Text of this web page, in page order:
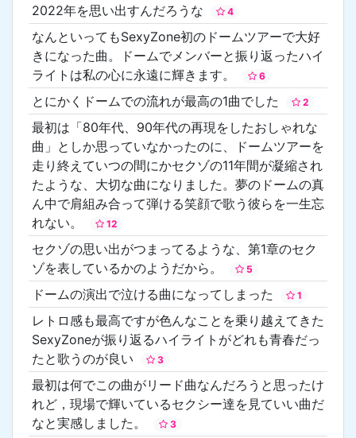
2022年を思い出すんだろうな
4
なんといってもSexyZone初のドームツアーで大好
きになった曲。ドームでメンバーと振り返ったハイ
ライトは私の心に永遠に輝きます。
6
とにかくドームでの流れが最高の1曲でした 2
最初は「80年代、90年代の再現をしたおしゃれな
曲」としか思っていなかったのに、ドームツアーを
走り終えていつの間にかセクゾの11年間が凝縮され
たような、大切な曲になりました。夢のドームの真
ん中で肩組み合って弾ける笑顔で歌う彼らを一生忘
れない。
12
セクゾの思い出がつまってるような、第1章のセク
ゾを表しているかのようだから。
5
ドームの演出で泣ける曲になってしまった 1
レトロ感も最高ですが色んなことを乗り越えてきた
SexyZoneが振り返るハイライトがどれも青春だっ
たと歌うのが良い
3
最初は何でこの曲がリード曲なんだろうと思ったけ
れど，現場で輝いているセクシー達を見ていい曲だ
なと実感しました。
3